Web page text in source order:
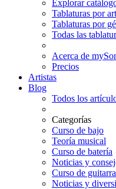
Explorar
Tablaturas por
Tablaturas por
Todas las
Acerca de
Precios
Artistas
Blog
Todos los
Categorías
Curso de bajo
Teoría musical
Curso de batería
Noticias y
Curso de guitarra
Noticias y